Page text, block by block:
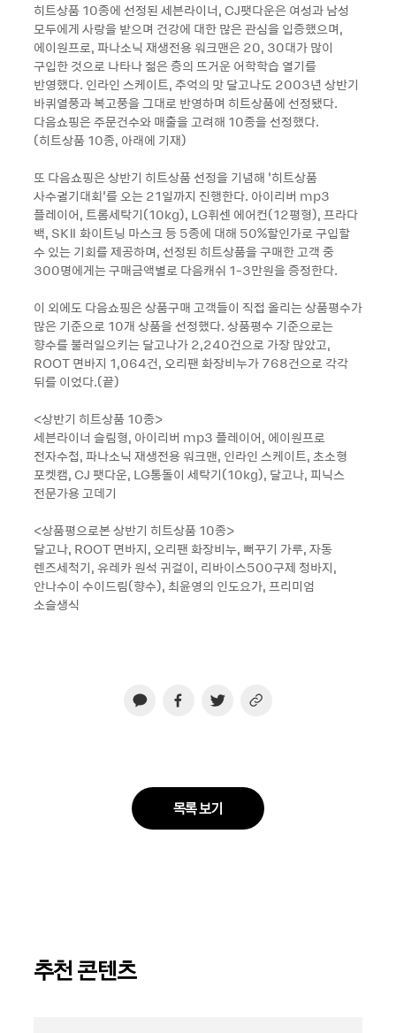
히트상품 10종에 선정된 세븐라이너, CJ팻다운은 여성과 남성
모두에게 사랑을 받으며 건강에 대한 많은 관심을 입증했으며,
에이원프로, 파나소닉 재생전용 워크맨은 20, 30대가 많이
구입한 것으로 나타나 젊은 층의 뜨거운 어학학습 열기를
반영했다. 인라인 스케이트, 추억의 맛 달고나도 2003년 상반기
바퀴열풍과 복고풍을 그대로 반영하며 히트상품에 선정됐다.
다음쇼핑은 주문건수와 매출을 고려해 10종을 선정했다.
(히트상품 10종, 아래에 기재)
또 다음쇼핑은 상반기 히트상품 선정을 기념해 ‘히트상품
사수궐기대회’를 오는 21일까지 진행한다. 아이리버 mp3
플레이어, 트롬세탁기(10kg), LG휘센 에어컨(12평형), 프라다
백, SKⅡ 화이트닝 마스크 등 5종에 대해 50%할인가로 구입할
수 있는 기회를 제공하며, 선정된 히트상품을 구매한 고객 중
300명에게는 구매금액별로 다음캐쉬 1-3만원을 증정한다.
이 외에도 다음쇼핑은 상품구매 고객들이 직접 올리는 상품평수가
많은 기준으로 10개 상품을 선정했다. 상품평수 기준으로는
향수를 불러일으키는 달고나가 2,240건으로 가장 많았고,
ROOT 면바지 1,064건, 오리팬 화장비누가 768건으로 각각
뒤를 이었다.(끝)
<상반기 히트상품 10종>
세븐라이너 슬림형, 아이리버 mp3 플레이어, 에이원프로
전자수첩, 파나소닉 재생전용 워크맨, 인라인 스케이트, 초소형
포켓캠, CJ 팻다운, LG통돌이 세탁기(10kg), 달고나, 피닉스
전문가용 고데기
<상품평으로본 상반기 히트상품 10종>
달고나, ROOT 면바지, 오리팬 화장비누, 뻐꾸기 가루, 자동
렌즈세척기, 유레카 원석 귀걸이, 리바이스500구제 청바지,
안나수이 수이드림(향수), 최윤영의 인도요가, 프리미엄
소슬생식
목록 보기
추천 콘텐츠